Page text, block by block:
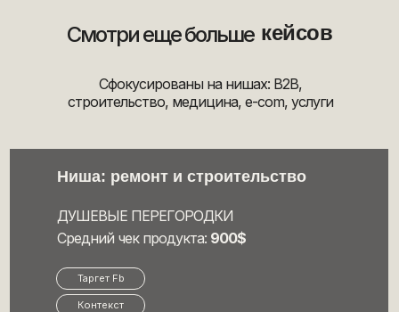
кейсов
Смотри еще больше
Сфокусированы на нишах: B2B,
строительство, медицина, e-com, услуги
Ниша: ремонт и строительство
Средний чек продукта: 900$
ДУШЕВЫЕ ПЕРЕГОРОДКИ
Таргет Fb
Контекст